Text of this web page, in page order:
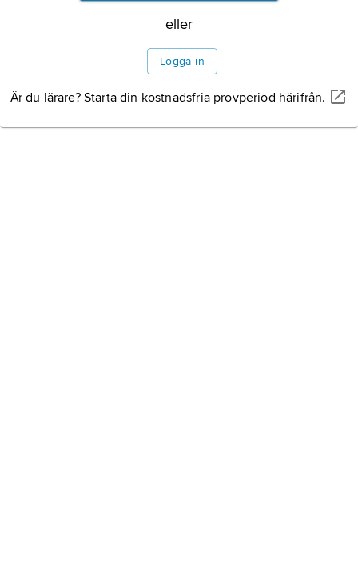
eller
Logga in
Är du lärare? Starta din kostnadsfria provperiod härifrån.